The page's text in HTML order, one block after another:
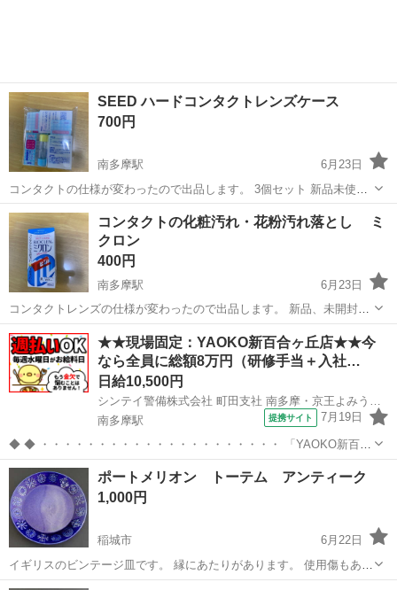
SEED ハードコンタクトレンズケース
700円
南多摩駅
6月23日
コンタクトの仕様が変わったので出品します。 3個セット 新品未使
用、未開封です 同じものをもう1セット出品しています
東京 稲城市 南多摩駅 その他 セット
コンタクトの化粧汚れ・花粉汚れ落とし ミ
クロン
400円
南多摩駅
6月23日
コンタクトレンズの仕様が変わったので出品します。 新品、未開封、
未使用品です
東京 稲城市 南多摩駅 汚れ
★★現場固定：YAOKO新百合ヶ丘店★★今
なら全員に総額8万円（研修手当＋入社…
日給10,500円
南多摩駅
提携サイト 7月19日
◆ ◆ ・・・・・・・・・・・・・・・・・・・・・ 「YAOKO新百合
ヶ丘店」で働こう！ 未経験から始めたい方、勿論歓迎です★
・・・・・・・・・・・・・・・・・・・・・ 基本は10時～19時の実
働8時間程度の勤務です...
東京 稲城市 南多摩駅 警備員
ポートメリオン トーテム アンティーク
1,000円
稲城市
6月22日
イギリスのビンテージ皿です。 縁にあたりがあります。 使用傷もあり
ますので、画像をご確認ください。 Totemのダークブルーです。